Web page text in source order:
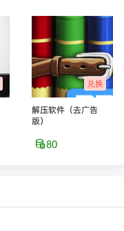
兑换
解压软件（去广告
版）
80